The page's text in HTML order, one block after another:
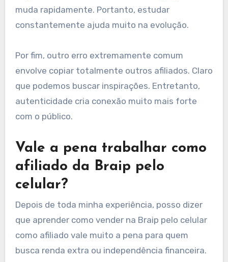
muda rapidamente. Portanto, estudar
constantemente ajuda muito na evolução.
Por fim, outro erro extremamente comum
envolve copiar totalmente outros afiliados. Claro
que podemos buscar inspirações. Entretanto,
autenticidade cria conexão muito mais forte
com o público.
Vale a pena trabalhar como
afiliado da Braip pelo
celular?
Depois de toda minha experiência, posso dizer
que aprender como vender na Braip pelo celular
como afiliado vale muito a pena para quem
busca renda extra ou independência financeira.